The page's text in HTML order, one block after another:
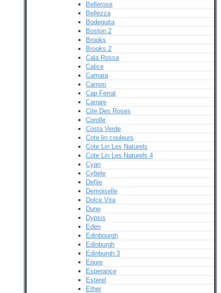
Bellerose
Bellezza
Bodeguita
Boston 2
Brooks
Brooks 2
Cala Rossa
Calice
Camara
Campo
Cap Ferrat
Carrare
Cite Des Roses
Corolle
Costa Verde
Cote lin couleurs
Cote Lin Les Naturels
Cote Lin Les Naturels 4
Cyan
Cybele
Defile
Demoiselle
Dolce Vita
Dune
Dypsis
Eden
Edinbourgh
Edinburgh
Edinburgh 3
Epure
Esperance
Esterel
Ether